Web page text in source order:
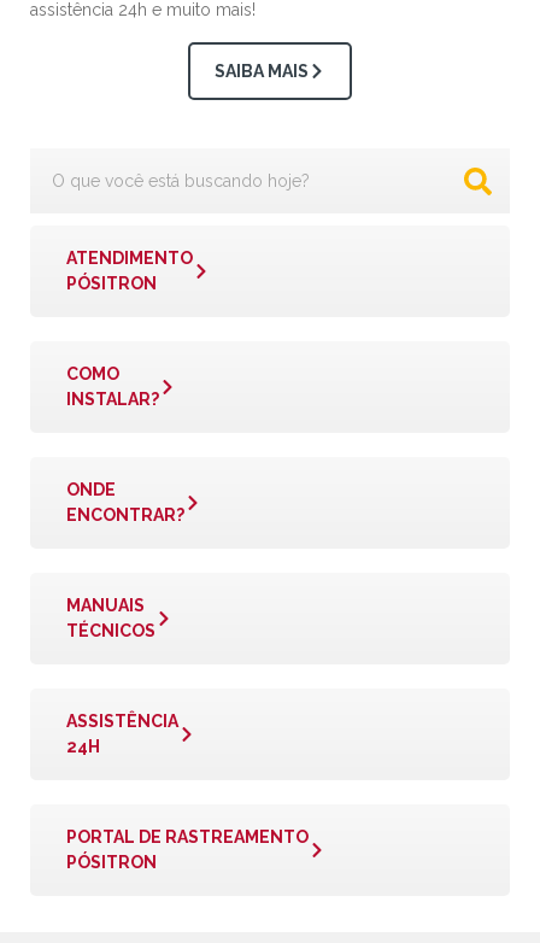
assistência 24h e muito mais!
SAIBA MAIS
ATENDIMENTO
PÓSITRON
COMO
INSTALAR?
ONDE
ENCONTRAR?
MANUAIS
TÉCNICOS
ASSISTÊNCIA
24H
PORTAL DE RASTREAMENTO
PÓSITRON